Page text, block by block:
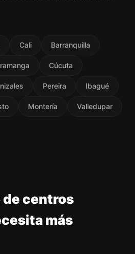
Cali Barranquilla
Cúcuta
Pereira Ibagué
Montería Valledupar
de centros
más